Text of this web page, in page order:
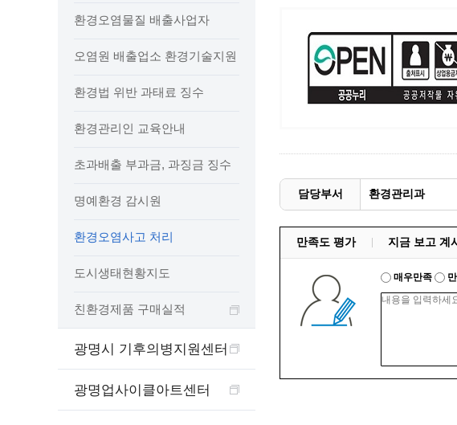
상품권 구매·사용
인센티브 적립·사용
행정재산 관리위탁 현황 공개
인사운영통계
겸직허가 현황
고향사랑기부제
세움터(건축 행정 시스템)
센터소개
상담안내
시민의 소리
가족관계등록
정보통신공사 감리원 배치
정보통신설비 유지보수·관
정보통신 사용전 검사
환경오염물질 배출사업자
오염원 배출업소 환경기술지원
환경법 위반 과태료 징수
환경관리인 교육안내
초과배출 부과금, 과징금 징수
명예환경 감시원
환경오염사고 처리
도시생태현황지도
친환경제품 구매실적
광명시 기후의병지원센터
광명업사이클아트센터
담당부서 환경관리과
만족도 평가 지금 보고 계
매우만족